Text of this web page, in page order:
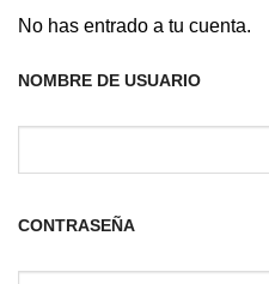
No has entrado a tu cuenta.
NOMBRE DE USUARIO
CONTRASEÑA